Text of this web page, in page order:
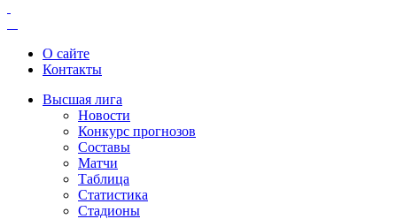
О сайте
Контакты
Высшая лига
Новости
Конкурс прогнозов
Составы
Матчи
Таблица
Статистика
Стадионы